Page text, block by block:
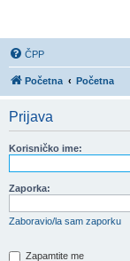
ČPP
Početna Početna
Prijava
Korisničko ime:
Zaporka:
Zaboravio/la sam zaporku
Zapamtite me